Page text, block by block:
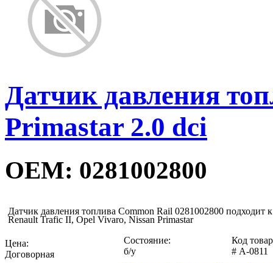
Датчик давления
Primastar 2.0 dci
OEM: 0281002800
Датчик давления топлива Common Rail 0281002800 подходит к
Renault Trafic II, Opel Vivaro, Nissan Primastar
Цена:
Договорная
Состояние:
б/у
Код
# A-0811